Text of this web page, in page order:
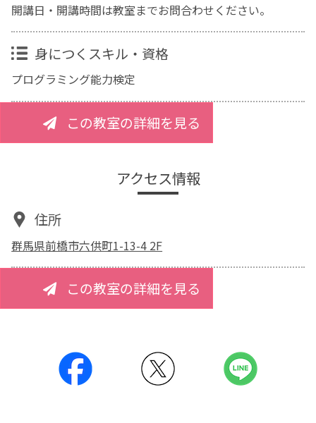
開講日・開講時間は教室までお問合わせください。
身につくスキル・資格
プログラミング能力検定
この教室の詳細を見る
アクセス情報
住所
群馬県前橋市六供町1-13-4 2F
この教室の詳細を見る